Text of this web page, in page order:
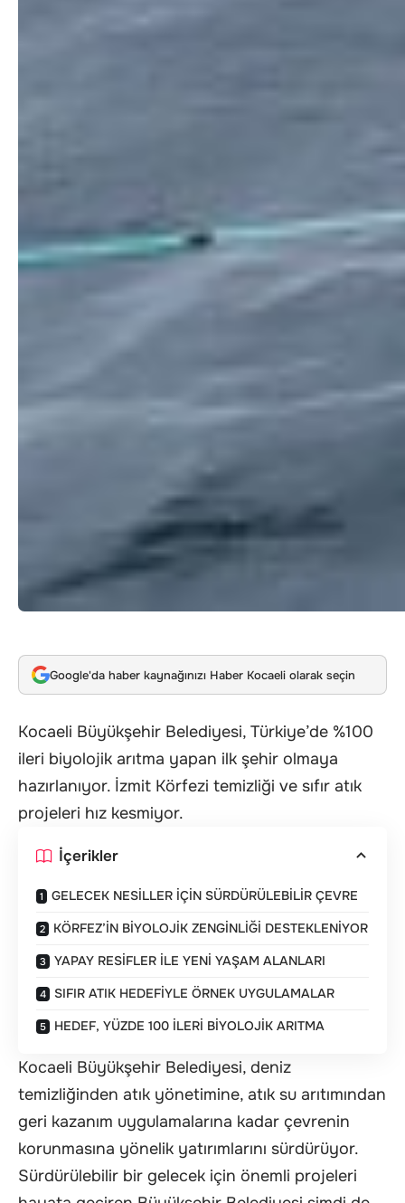
Google'da haber kaynağınızı Haber Kocaeli olarak seçin
Kocaeli Büyükşehir Belediyesi, Türkiye’de %100
ileri biyolojik arıtma yapan ilk şehir olmaya
hazırlanıyor. İzmit Körfezi temizliği ve sıfır atık
projeleri hız kesmiyor.
İçerikler
GELECEK NESİLLER İÇİN SÜRDÜRÜLEBİLİR ÇEVRE
KÖRFEZ’İN BİYOLOJİK ZENGİNLİĞİ DESTEKLENİYOR
YAPAY RESİFLER İLE YENİ YAŞAM ALANLARI
SIFIR ATIK HEDEFİYLE ÖRNEK UYGULAMALAR
HEDEF, YÜZDE 100 İLERİ BİYOLOJİK ARITMA
Kocaeli Büyükşehir Belediyesi, deniz
temizliğinden atık yönetimine, atık su arıtımından
geri kazanım uygulamalarına kadar çevrenin
korunmasına yönelik yatırımlarını sürdürüyor.
Sürdürülebilir bir gelecek için önemli projeleri